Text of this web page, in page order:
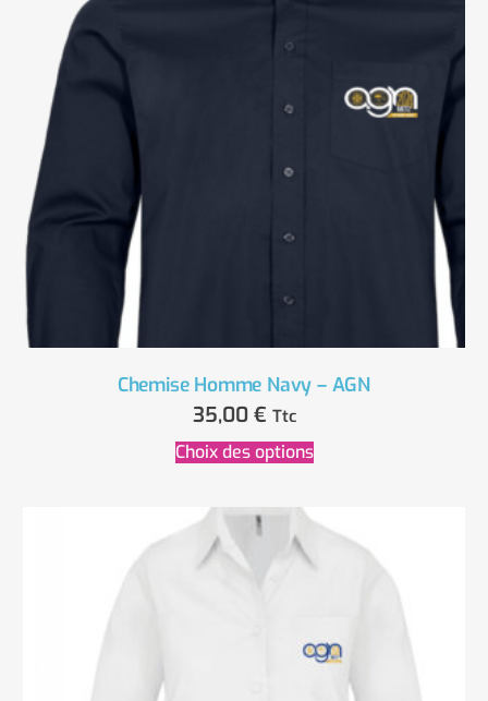
Chemise Homme Navy – AGN
35,00 € Ttc
Choix des options